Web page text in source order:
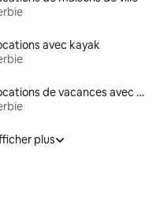
avec kayak
Locations de vacances avec piscine
plus